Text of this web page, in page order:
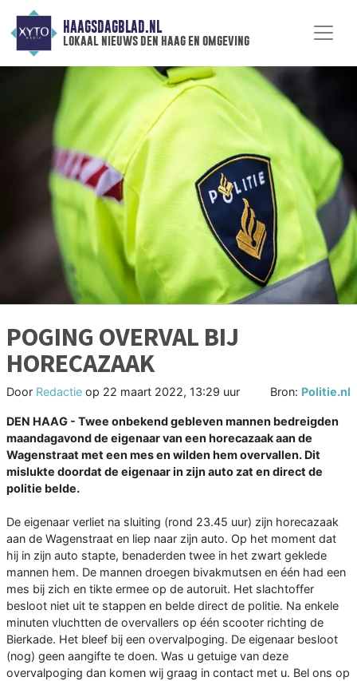
HAAGSDAGBLAD.NL
lokaal nieuws den haag en omgeving
POGING OVERVAL BIJ
HORECAZAAK
Door Redactie op 22 maart 2022, 13:29 uur Bron: Politie.nl
DEN HAAG - Twee onbekend gebleven mannen bedreigden
maandagavond de eigenaar van een horecazaak aan de
Wagenstraat met een mes en wilden hem overvallen. Dit
mislukte doordat de eigenaar in zijn auto zat en direct de
politie belde.
De eigenaar verliet na sluiting (rond 23.45 uur) zijn horecazaak
aan de Wagenstraat en liep naar zijn auto. Op het moment dat
hij in zijn auto stapte, benaderden twee in het zwart geklede
mannen hem. De mannen droegen bivakmutsen en één had een
mes bij zich en tikte ermee op de autoruit. Het slachtoffer
besloot niet uit te stappen en belde direct de politie. Na enkele
minuten vluchtten de overvallers op één scooter richting de
Bierkade. Het bleef bij een overvalpoging. De eigenaar besloot
(nog) geen aangifte te doen. Was u getuige van deze
overvalpoging dan komen wij graag in contact met u. Bel ons op